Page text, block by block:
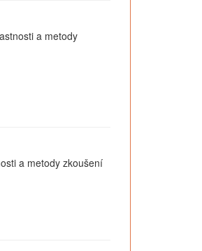
a metody
a metody zkoušení